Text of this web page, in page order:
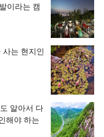
이라는 캠
는 현지인
알아서 다
해야 하는